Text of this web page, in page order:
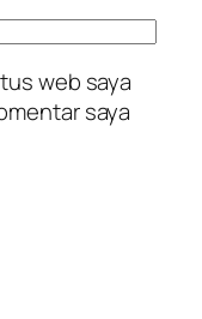
web saya
saya